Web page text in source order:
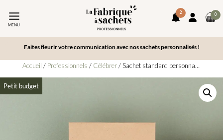
MENU
2
notifications
Mon
0
Faites fleurir votre communication avec nos sachets personnalisés !
Accueil / Professionnels / Célébrer/ Sachet standard personnalisé petit budget (dès 100 unités)
Petit budget